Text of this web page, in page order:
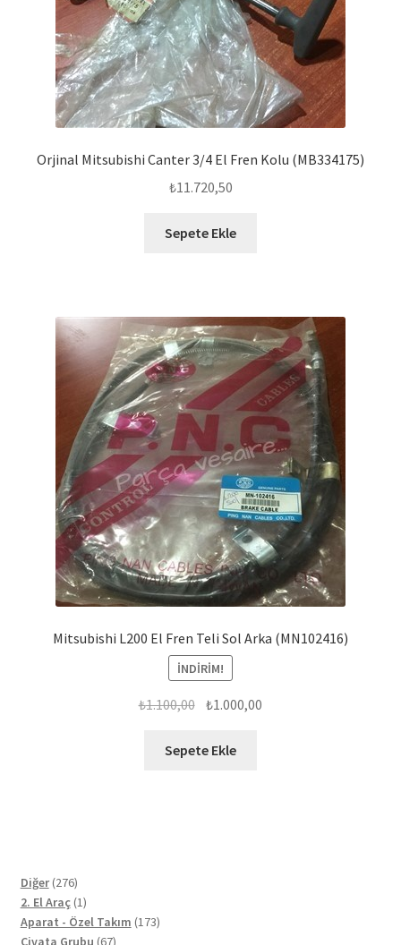
Orjinal Mitsubishi Canter 3/4 El Fren Kolu (MB334175)
₺11.720,50
Sepete Ekle
Mitsubishi L200 El Fren Teli Sol Arka (MN102416)
İNDIRIM!
₺1.100,00 Orijinal
₺1.100,00.
₺1.000,00
Sepete Ekle
Diğer 276276
ürün
2. El Araç 11
ürün
Aparat - Özel Takım 173173
Civata Grubu 6767